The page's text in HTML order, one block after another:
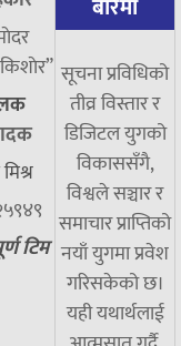
टिम
सूचना प्रविधिको
तीव्र विस्तार र
डिजिटल युगको
विकाससँगै,
विश्वले सञ्चार र
समाचार प्राप्तिको
नयाँ युगमा प्रवेश
गरिसकेको छ।
यही यथार्थलाई